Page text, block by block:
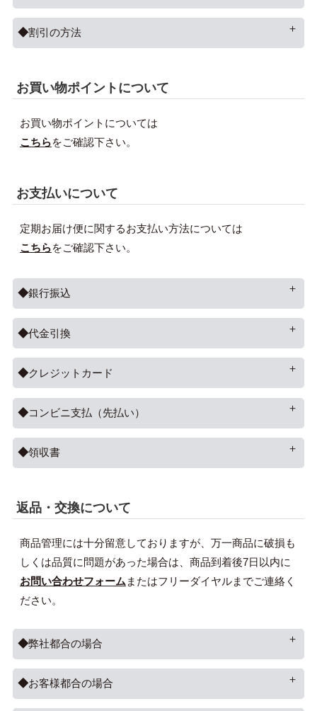
割引の方法
お買い物ポイントについて
お買い物ポイントについては
こちらをご確認下さい。
お支払いについて
定期お届け便に関するお支払い方法については
こちらをご確認下さい。
銀行振込
代金引換
クレジットカード
コンビニ支払（先払い）
領収書
返品・交換について
商品管理には十分留意しておりますが、万一商品に破損も
しくは品質に問題があった場合は、商品到着後7日以内に
お問い合わせフォーム またはフリーダイヤルまでご連絡く
ださい。
弊社都合の場合
お客様都合の場合